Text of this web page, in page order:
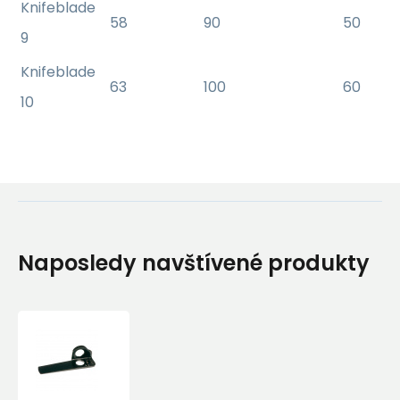
Knifeblade
9
58 90 50
Knifeblade
10
63 100 60
Naposledy navštívené produkty